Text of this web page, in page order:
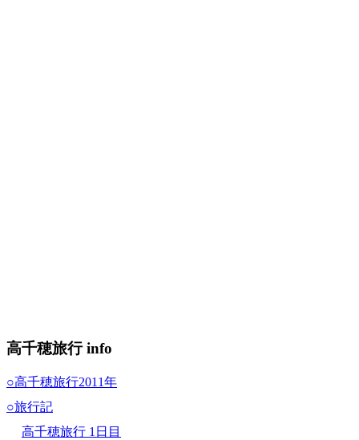
高千穂旅行 info
○高千穂旅行2011年
○旅行記
高千穂旅行 1日目